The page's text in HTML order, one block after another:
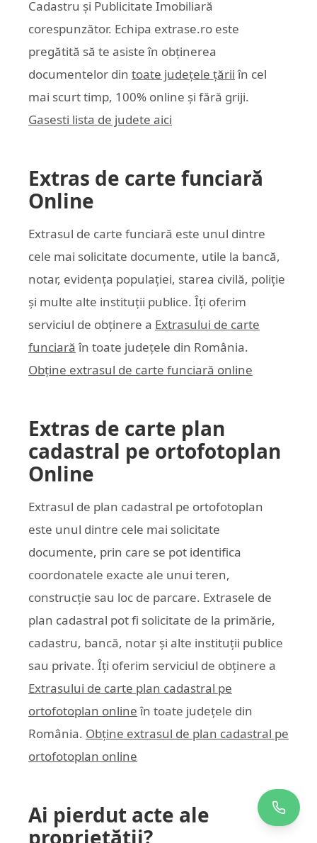
Cadastru și Publicitate Imobiliară
corespunzător. Echipa extrase.ro este
pregătită să te asiste în obținerea
documentelor din toate județele țării în cel
mai scurt timp, 100% online și fără griji.
Gasesti lista de judete aici
Extras de carte funciară
Online
Extrasul de carte funciară este unul dintre
cele mai solicitate documente, utile la bancă,
notar, evidența populației, starea civilă, poliție
și multe alte instituții publice. Îți oferim
serviciul de obținere a Extrasului de carte
funciară în toate județele din România.
Obține extrasul de carte funciară online
Extras de carte plan
cadastral pe ortofotoplan
Online
Extrasul de plan cadastral pe ortofotoplan
este unul dintre cele mai solicitate
documente, prin care se pot identifica
coordonatele exacte ale unui teren,
construcție sau loc de parcare. Extrasele de
plan cadastral pot fi solicitate de la primărie,
cadastru, bancă, notar și alte instituții publice
sau private. Îți oferim serviciul de obținere a
Extrasului de carte plan cadastral pe
ortofotoplan online în toate județele din
România. Obține extrasul de plan cadastral pe
ortofotoplan online
Ai pierdut acte ale
proprietății?